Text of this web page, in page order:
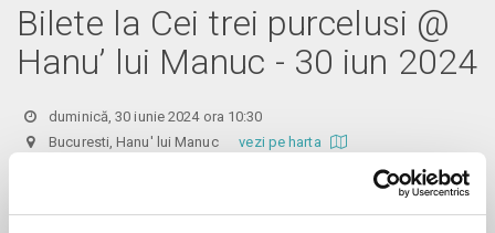
Bilete la Cei trei purcelusi @
Hanu’ lui Manuc - 30 iun 2024
duminică, 30 iunie 2024 ora 10:30
Bucuresti, Hanu' lui Manucvezi pe harta
Pentru copiii cu vârsta de peste 1 an se achită bilet.